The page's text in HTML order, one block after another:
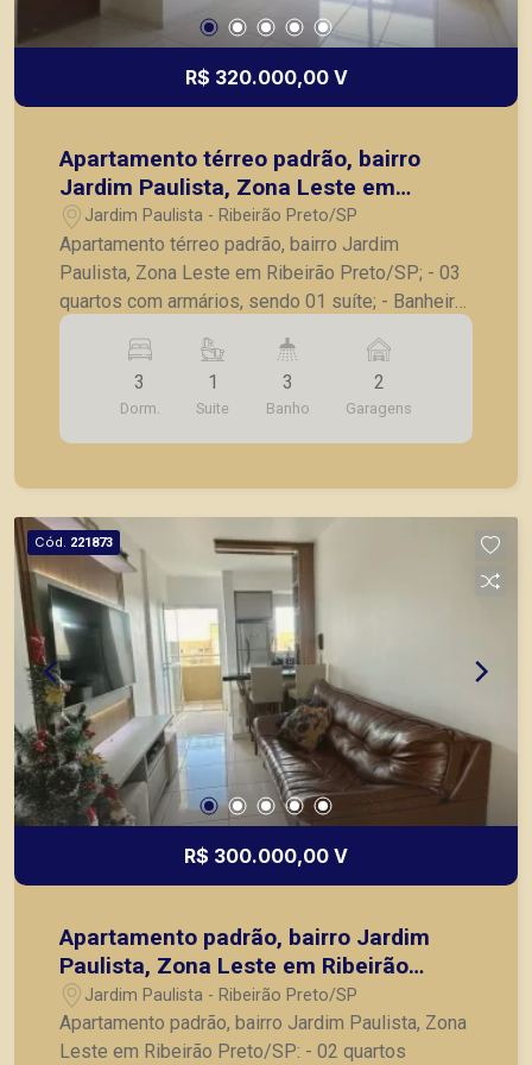
R$ 320.000,00 V
Apartamento térreo padrão, bairro
Jardim Paulista, Zona Leste em
Ribeirão Preto/SP;
Jardim Paulista - Ribeirão Preto/SP
Apartamento térreo padrão, bairro Jardim
Paulista, Zona Leste em Ribeirão Preto/SP; - 03
quartos com armários, sendo 01 suíte; - Banheiro
social; - Sala para 02 ambientes; - Sacada; -
Cozinha com armários; - Área de serviço; -
Banheiro de serviço; - Quintal; - 02 vagas de
garagem. Também temos imóveis no Nova
Aliança, Jardim Botânico, Jardim Canadá, casas e
na Zona Sul.
3
Dorm.
1
Suite
3
Banho
2
Garagens
Cód. 221873
R$ 300.000,00 V
Apartamento padrão, bairro Jardim
Paulista, Zona Leste em Ribeirão
Preto/SP:
Jardim Paulista - Ribeirão Preto/SP
Apartamento padrão, bairro Jardim Paulista, Zona
Leste em Ribeirão Preto/SP: - 02 quartos